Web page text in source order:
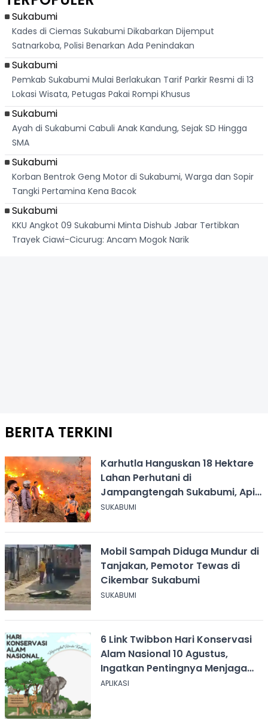
Palabuhanratu
Sukabumi
Kades di Ciemas Sukabumi Dikabarkan Dijemput
Satnarkoba, Polisi Benarkan Ada Penindakan
Sukabumi
Pemkab Sukabumi Mulai Berlakukan Tarif Parkir Resmi di 13
Lokasi Wisata, Petugas Pakai Rompi Khusus
Sukabumi
Ayah di Sukabumi Cabuli Anak Kandung, Sejak SD Hingga
SMA
Sukabumi
Korban Bentrok Geng Motor di Sukabumi, Warga dan Sopir
Tangki Pertamina Kena Bacok
Sukabumi
KKU Angkot 09 Sukabumi Minta Dishub Jabar Tertibkan
Trayek Ciawi-Cicurug: Ancam Mogok Narik
BERITA TERKINI
Karhutla Hanguskan 18 Hektare
Lahan Perhutani di
Jampangtengah Sukabumi, Api
Masih Berkobar
SUKABUMI
Mobil Sampah Diduga Mundur di
Tanjakan, Pemotor Tewas di
Cikembar Sukabumi
SUKABUMI
6 Link Twibbon Hari Konservasi
Alam Nasional 10 Agustus,
Ingatkan Pentingnya Menjaga
Alam
APLIKASI